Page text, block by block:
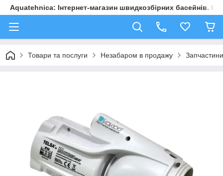
Aquatehnica: Інтернет-магазин швидкозбірних басейнів.
Товари та послуги Незабаром в продажу